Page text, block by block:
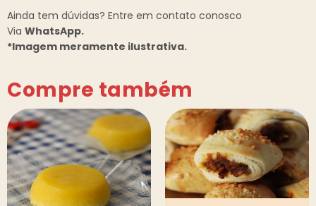
Ainda tem dúvidas? Entre em contato conosco
Via WhatsApp.
*Imagem meramente ilustrativa.
Compre também